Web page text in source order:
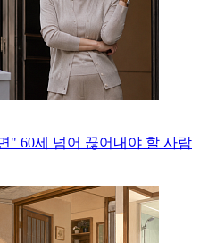
" 60세 넘어 끊어내야 할 사람